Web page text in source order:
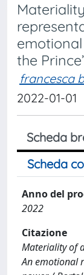
the
francesca
2022-01-01
Scheda
Scheda
Anno del
2022
Citazione
Materiality of
An emotional